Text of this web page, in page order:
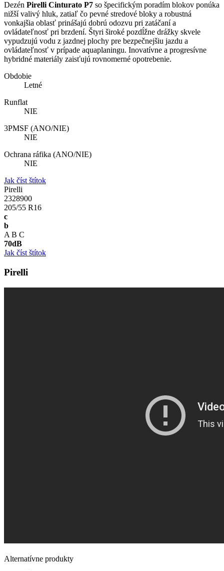
Dezén Pirelli Cinturato P7 so špecifickým poradím blokov ponúka
nižší valivý hluk, zatiaľ čo pevné stredové bloky a robustná
vonkajšia oblasť prinášajú dobrú odozvu pri zatáčaní a
ovládateľnosť pri brzdení. Štyri široké pozdĺžne drážky skvele
vypudzujú vodu z jazdnej plochy pre bezpečnejšiu jazdu a
ovládateľnosť v prípade aquaplaningu. Inovatívne a progresívne
hybridné materiály zaisťujú rovnomerné opotrebenie.
Obdobie
Letné
Runflat
NIE
3PMSF (ANO/NIE)
NIE
Ochrana ráfika (ANO/NIE)
NIE
Jak číst štítok
Pirelli
2328900
205/55 R16
c
b
A B C
70dB
Jak číst štítok
Pirelli
Alternatívne produkty